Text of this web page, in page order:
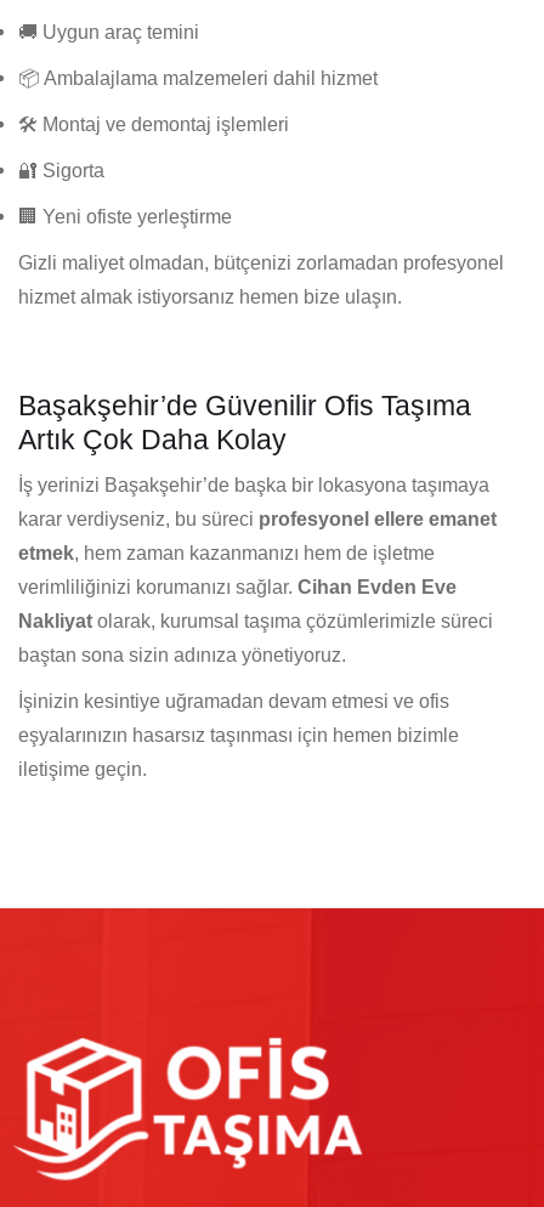
🚚 Uygun araç temini
📦 Ambalajlama malzemeleri dahil hizmet
🛠️ Montaj ve demontaj işlemleri
🔐 Sigorta
🏢 Yeni ofiste yerleştirme
Gizli maliyet olmadan, bütçenizi zorlamadan profesyonel
hizmet almak istiyorsanız hemen bize ulaşın.
Başakşehir’de Güvenilir Ofis Taşıma
Artık Çok Daha Kolay
İş yerinizi Başakşehir’de başka bir lokasyona taşımaya
karar verdiyseniz, bu süreci profesyonel ellere emanet
etmek, hem zaman kazanmanızı hem de işletme
verimliliğinizi korumanızı sağlar. Cihan Evden Eve
Nakliyat olarak, kurumsal taşıma çözümlerimizle süreci
baştan sona sizin adınıza yönetiyoruz.
İşinizin kesintiye uğramadan devam etmesi ve ofis
eşyalarınızın hasarsız taşınması için hemen bizimle
iletişime geçin.